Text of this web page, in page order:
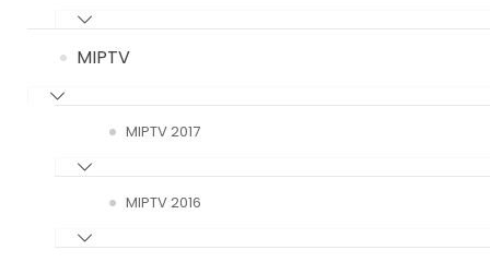
MIPTV
MIPTV 2017
MIPTV 2016